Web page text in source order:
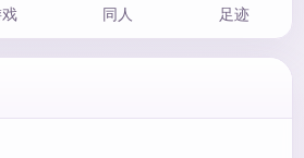
同人 足迹